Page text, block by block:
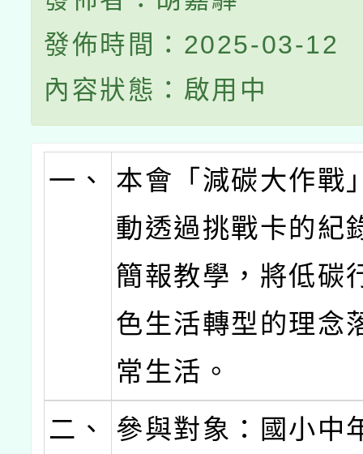
發佈時間：2025-03-12
內容狀態：啟用中
一、
本會「減碳大作戰
動透過挑戰卡的紀
簡報教學，將低碳
色生活轉型的理念
常生活。
二、
參與對象：國小中